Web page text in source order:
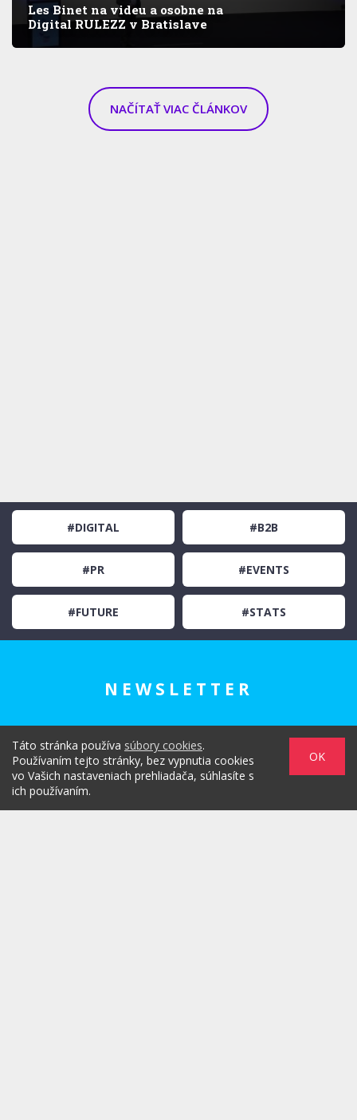
Táto stránka používa súbory cookies.
Používaním tejto stránky, bez vypnutia cookies
vo Vašich nastaveniach prehliadača, súhlasíte s
ich používaním.
OK
Les Binet na videu a osobne na
Digital RULEZZ v Bratislave
NAČÍTAŤ VIAC ČLÁNKOV
#DIGITAL #B2B
#PR #EVENTS
#FUTURE #STATS
NEWSLETTER
Zadaním svojej emailovej adresy súhlasím s jej spracovaním na